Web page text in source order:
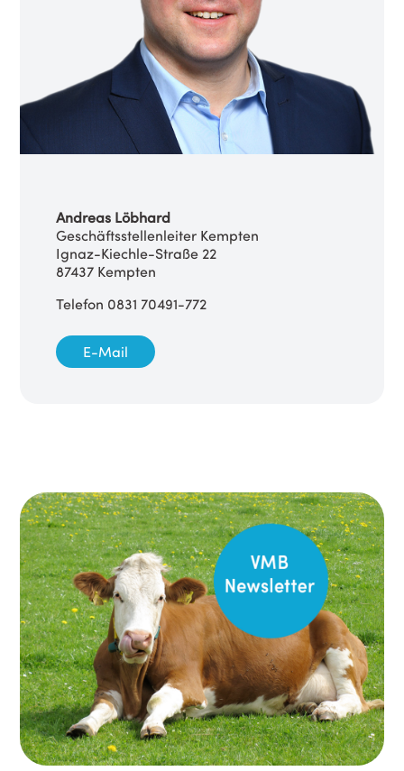
Andreas Löbhard
Geschäftsstellenleiter Kempten
Ignaz-Kiechle-Straße 22
87437 Kempten
Telefon 0831 70491-772
E-Mail